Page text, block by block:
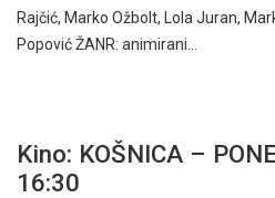
Rajčić, Marko Ožbolt, Lola Juran,
Popović ŽANR: animirani…
Kino: KOŠNICA –
16:30